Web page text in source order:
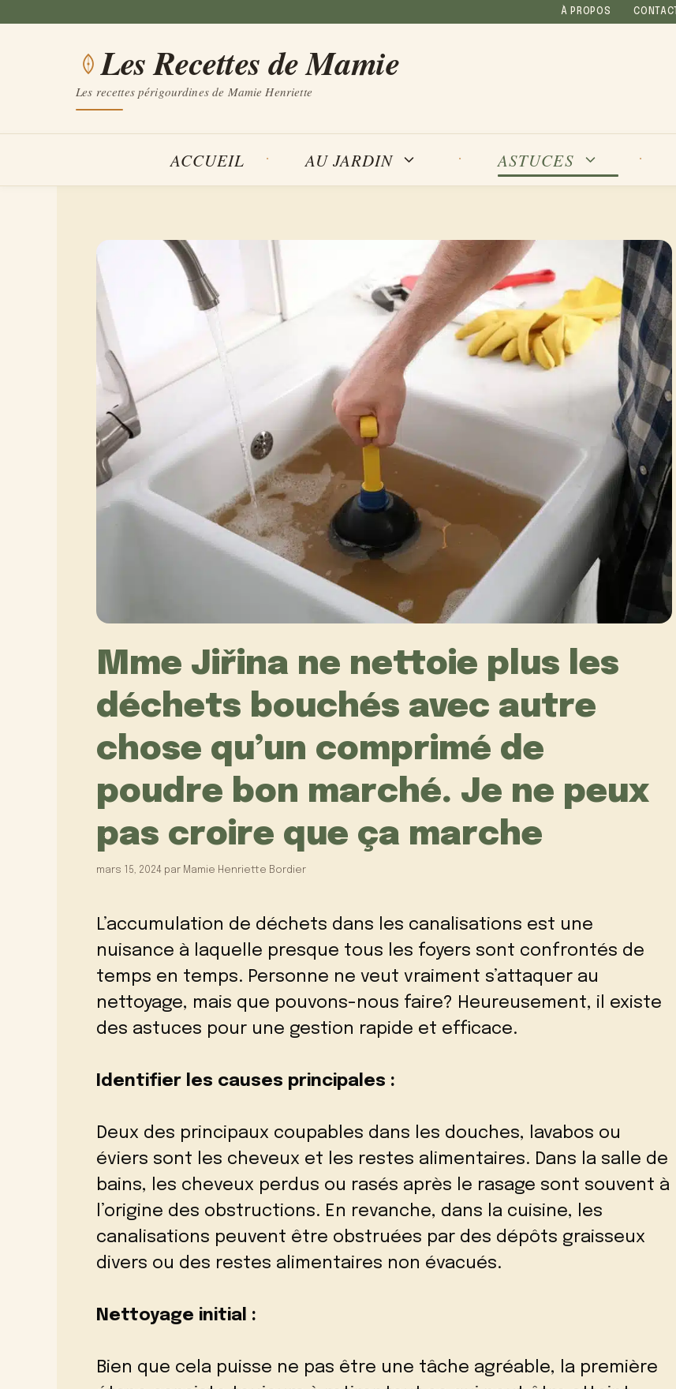
À PROPOS CONTACT
Les Recettes de Mamie
Les recettes périgourdines de Mamie Henriette
ACCUEIL AU JARDIN ASTUCES
Mme Jiřina ne nettoie plus les
déchets bouchés avec autre
chose qu’un comprimé de
poudre bon marché. Je ne peux
pas croire que ça marche
mars 15, 2024 par Mamie Henriette Bordier
L’accumulation de déchets dans les canalisations est une
nuisance à laquelle presque tous les foyers sont confrontés de
temps en temps. Personne ne veut vraiment s’attaquer au
nettoyage, mais que pouvons-nous faire? Heureusement, il existe
des astuces pour une gestion rapide et efficace.
Identifier les causes principales :
Deux des principaux coupables dans les douches, lavabos ou
éviers sont les cheveux et les restes alimentaires. Dans la salle de
bains, les cheveux perdus ou rasés après le rasage sont souvent à
l’origine des obstructions. En revanche, dans la cuisine, les
canalisations peuvent être obstruées par des dépôts graisseux
divers ou des restes alimentaires non évacués.
Nettoyage initial :
Bien que cela puisse ne pas être une tâche agréable, la première